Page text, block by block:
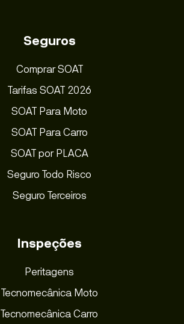
Seguros
Comprar SOAT
Tarifas SOAT 2026
SOAT Para Moto
SOAT Para Carro
SOAT por PLACA
Seguro Todo Risco
Seguro Terceiros
Inspeções
Peritagens
Tecnomecânica Moto
Tecnomecânica Carro